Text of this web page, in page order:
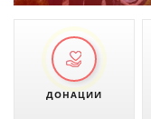
ДОНАЦИИ